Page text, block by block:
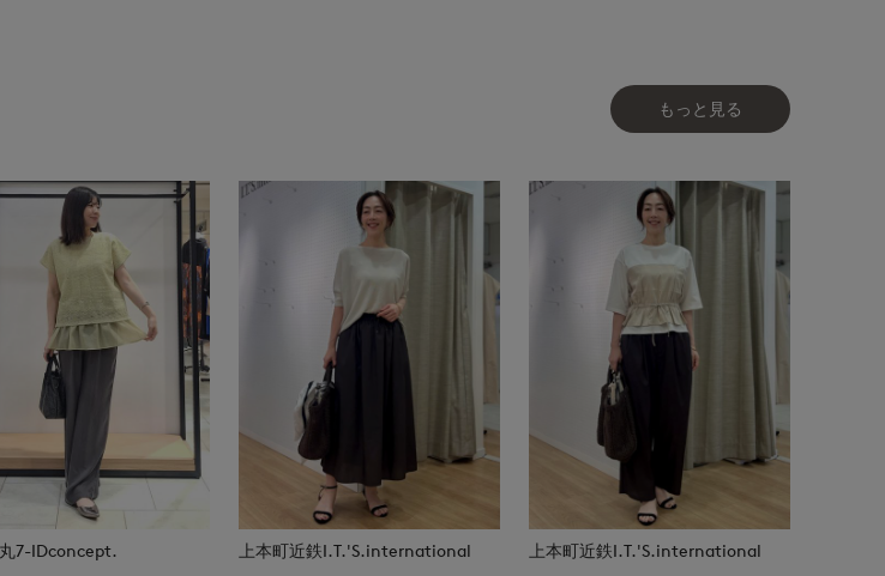
もっと見る
7-IDconcept. 上本町近鉄I.T.'S.international 上本町近鉄I.T.'S.international